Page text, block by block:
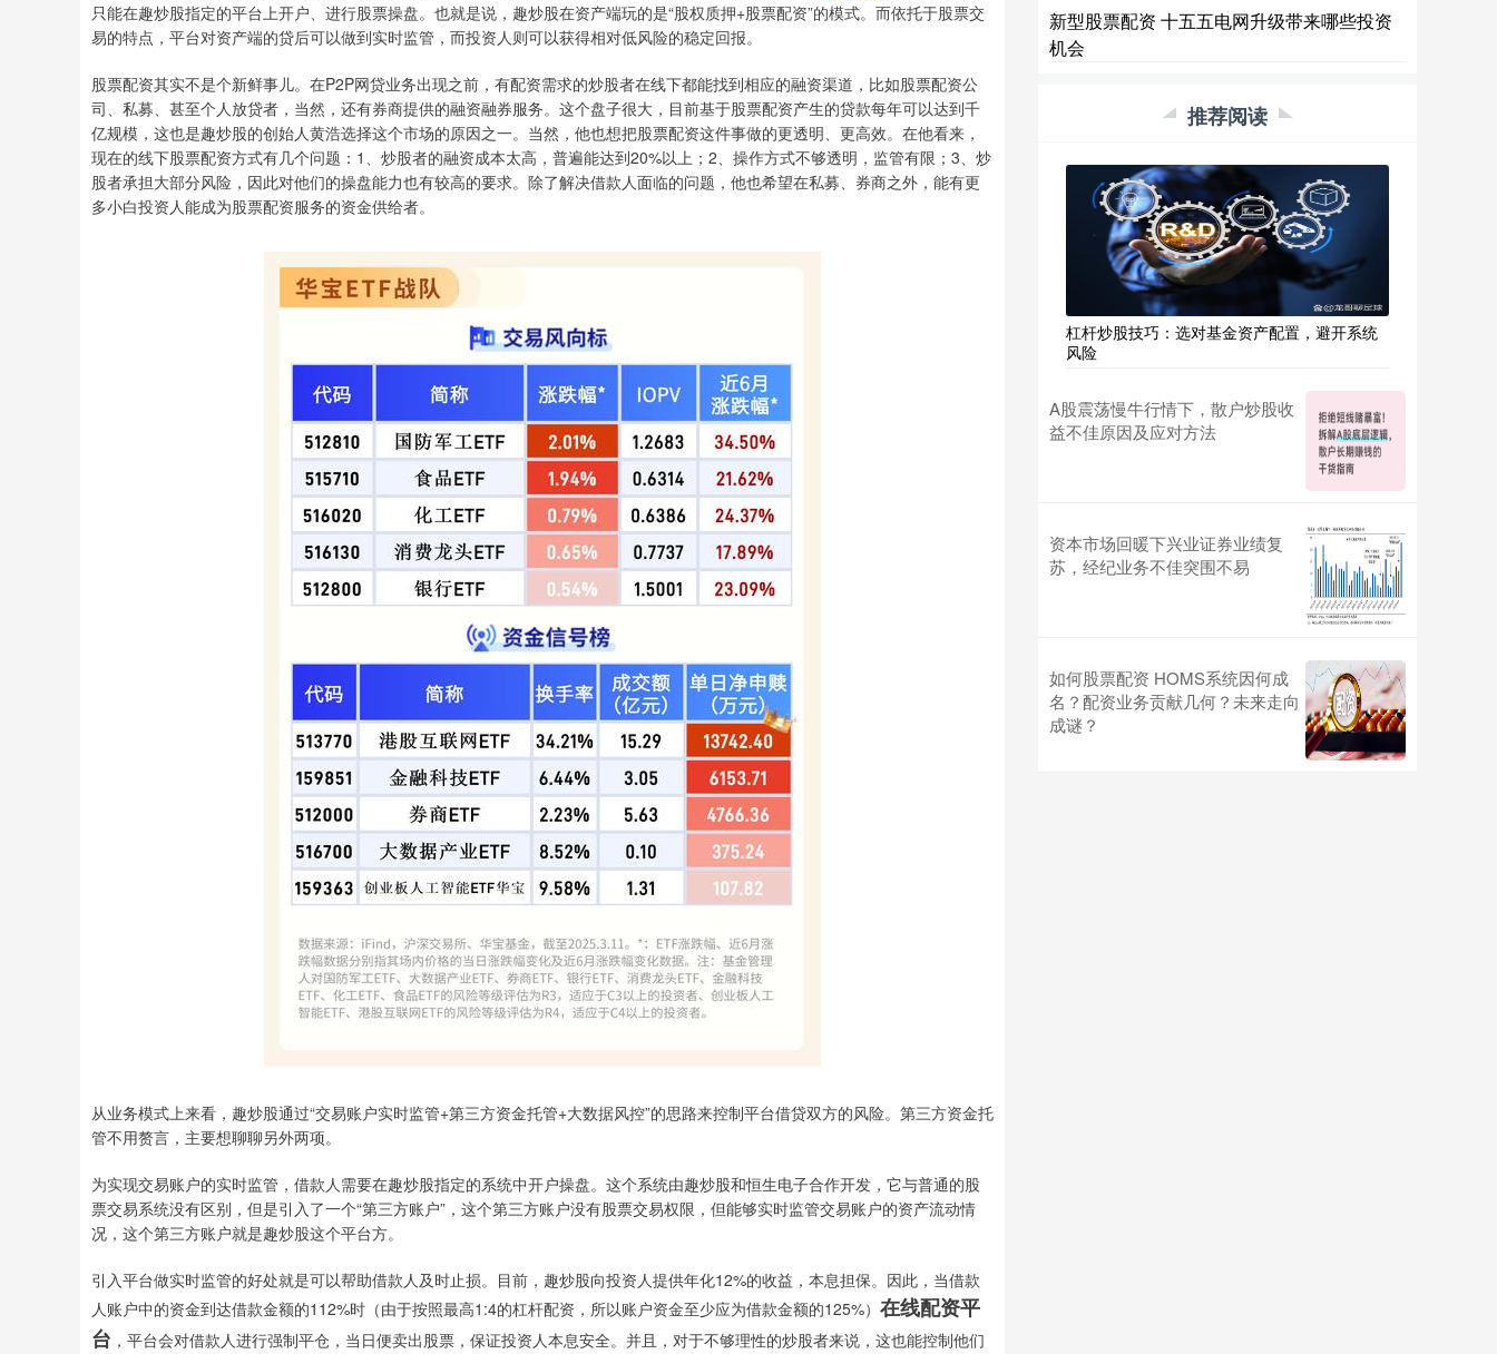
只能在趣炒股指定的平台上开户、进行股票操盘。也就是说，趣炒股在资产端玩的是“股权质押+股票配资”的模式。而依托于股票交
易的特点，平台对资产端的贷后可以做到实时监管，而投资人则可以获得相对低风险的稳定回报。
股票配资其实不是个新鲜事儿。在P2P网贷业务出现之前，有配资需求的炒股者在线下都能找到相应的融资渠道，比如股票配资公
司、私募、甚至个人放贷者，当然，还有券商提供的融资融券服务。这个盘子很大，目前基于股票配资产生的贷款每年可以达到千
亿规模，这也是趣炒股的创始人黄浩选择这个市场的原因之一。当然，他也想把股票配资这件事做的更透明、更高效。在他看来，
现在的线下股票配资方式有几个问题：1、炒股者的融资成本太高，普遍能达到20%以上；2、操作方式不够透明，监管有限；3、炒
股者承担大部分风险，因此对他们的操盘能力也有较高的要求。除了解决借款人面临的问题，他也希望在私募、券商之外，能有更
多小白投资人能成为股票配资服务的资金供给者。
从业务模式上来看，趣炒股通过“交易账户实时监管+第三方资金托管+大数据风控”的思路来控制平台借贷双方的风险。第三方资金托
管不用赘言，主要想聊聊另外两项。
为实现交易账户的实时监管，借款人需要在趣炒股指定的系统中开户操盘。这个系统由趣炒股和恒生电子合作开发，它与普通的股
票交易系统没有区别，但是引入了一个“第三方账户”，这个第三方账户没有股票交易权限，但能够实时监管交易账户的资产流动情
况，这个第三方账户就是趣炒股这个平台方。
引入平台做实时监管的好处就是可以帮助借款人及时止损。目前，趣炒股向投资人提供年化12%的收益，本息担保。因此，当借款
人账户中的资金到达借款金额的112%时（由于按照最高1:4的杠杆配资，所以账户资金至少应为借款金额的125%） 在线配资平
台 ，平台会对借款人进行强制平仓，当日便卖出股票，保证投资人本息安全。并且，对于不够理性的炒股者来说，这也能控制他们
新型股票配资 十五五电网升级带来哪些投资
机会
推荐阅读
杠杆炒股技巧：选对基金资产配置，避开系统
风险
A股震荡慢牛行情下，散户炒股收
益不佳原因及应对方法
资本市场回暖下兴业证券业绩复
苏，经纪业务不佳突围不易
如何股票配资 HOMS系统因何成
名？配资业务贡献几何？未来走向
成谜？